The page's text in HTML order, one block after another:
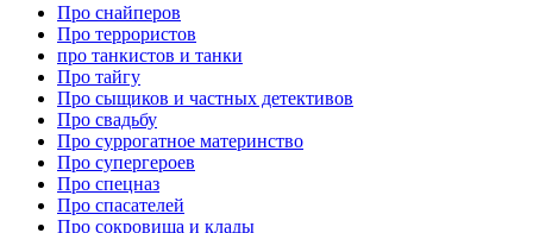
Про снайперов
Про террористов
про танкистов и танки
Про тайгу
Про сыщиков и частных детективов
Про свадьбу
Про суррогатное материнство
Про супергероев
Про спецназ
Про спасателей
Про сокровища и клады